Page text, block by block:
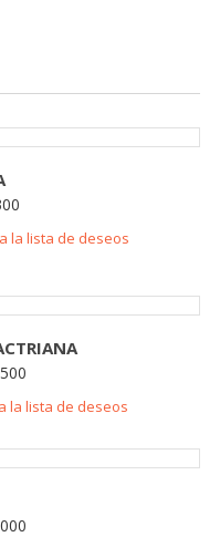
la lista de deseos
la lista de deseos